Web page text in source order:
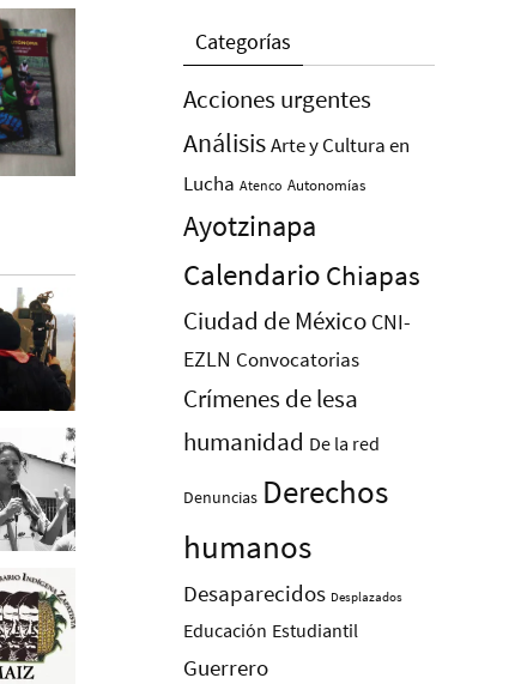
Categorías
Acciones urgentes
AnálisisArte y Cultura en
Lucha Atenco Autonomías
Ayotzinapa
Calendario Chiapas
Ciudad de México CNI-
EZLN Convocatorias
Crímenes de lesa
humanidad De la red
Denuncias Derechos
humanos
Desaparecidos Desplazados
Educación Estudiantil
Guerrero